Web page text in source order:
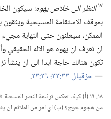
١٧النظر الى خلاص يهوه:‏ سيكون
بموقف الاستقامة المسيحية ويثقون
الممكن،‏ سيعلنون حتى النهاية
ان تعرف ان يهوه هو الاله الحقيقي
تكون هنالك حاجة ابدا الى ان
—‏حزقيال ٣٣:‏٣٣؛‏ ‏.‏
١٨،‏ ١٩ (‏أ)‏ كيف تعكس ترنيمة النصر المسجلة في
من هجوم جوج؟‏ (‏ب)‏ اي امر من الملائم ان